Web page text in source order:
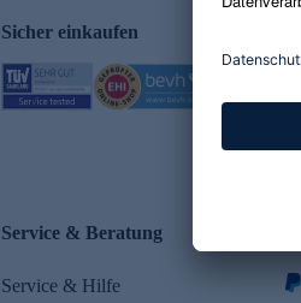
Sicher einkaufen
Service & Beratung
Service & Hilfe